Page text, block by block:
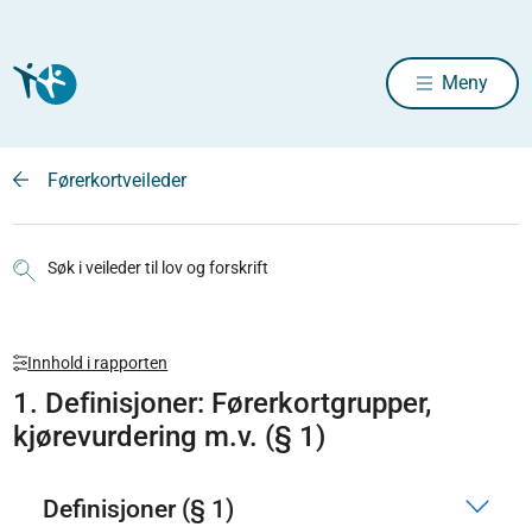
Meny
Førerkortveileder
Søk i veileder til lov og forskrift
Innhold i rapporten
1. Definisjoner: Førerkortgrupper,
kjørevurdering m.v. (§ 1)
Definisjoner (§ 1)